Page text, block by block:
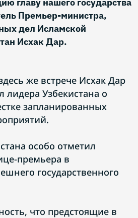
Премьер-министра,
дел Исламской
Исхак Дар.
же встрече Исхак Дар
Узбекистана о
запланированных
особо отметил
премьера в
государственного
что предстоящие в